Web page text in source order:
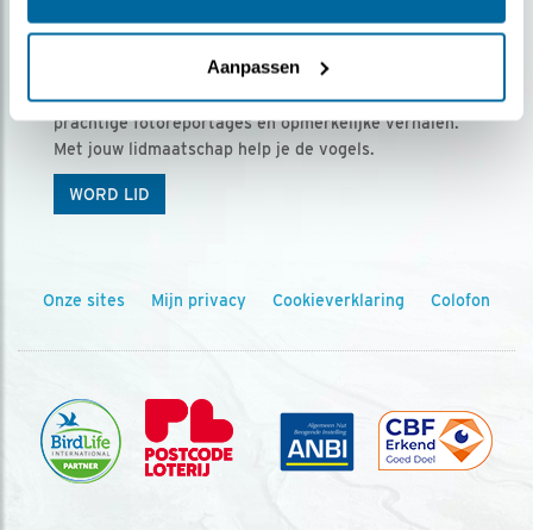
Aanpassen
Ontvang 5 x Vogels voor € 36,00 per jaar
Vogels is het tijdschrift voor onze leden, met
prachtige fotoreportages en opmerkelijke verhalen.
Met jouw lidmaatschap help je de vogels.
WORD LID
Onze sites Mijn privacy Cookieverklaring Colofon